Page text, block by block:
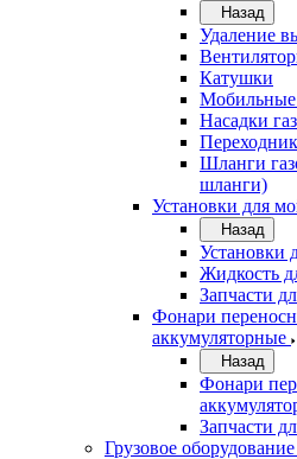
Назад
Удаление
Катушки
Мобильные
Насадки
Шланги
шланги)
Установки для
Назад
Установки
Жидкость
Запчасти
Фонари
аккумуляторные
Назад
Фонари
Запчасти
Грузовое оборудование